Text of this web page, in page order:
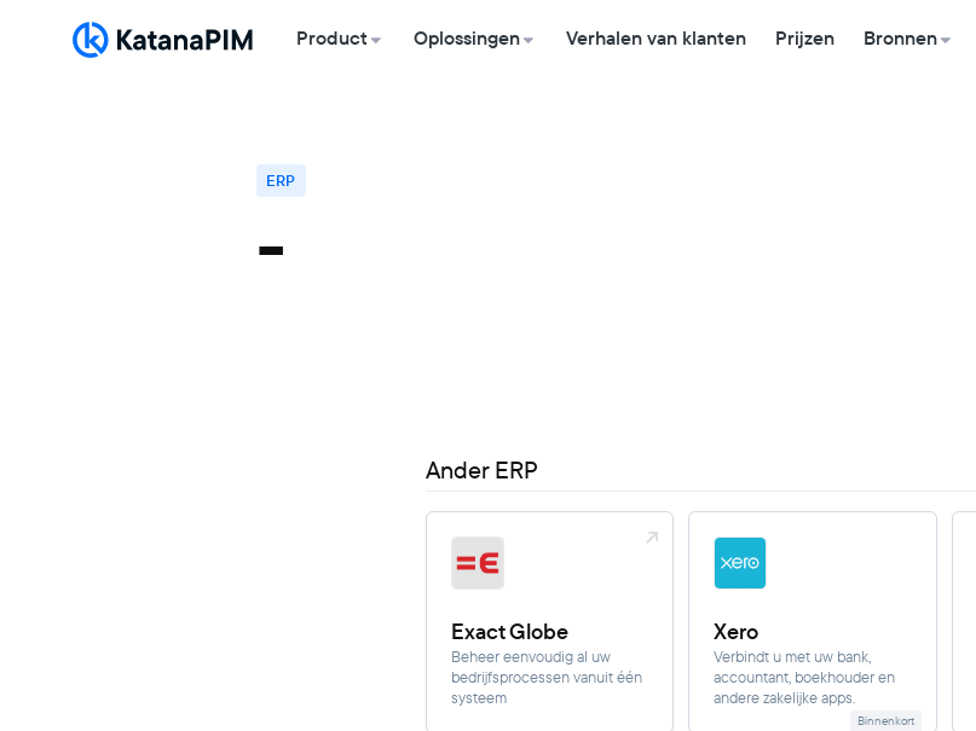
Product Oplossingen Verhalen van klanten Prijzen Bronnen
ERP
-
Ander ERP
Exact Globe
Beheer eenvoudig al uw
bedrijfsprocessen vanuit één
systeem
Binnenkort
Xero
Verbindt u met uw bank,
accountant, boekhouder en
andere zakelijke apps.